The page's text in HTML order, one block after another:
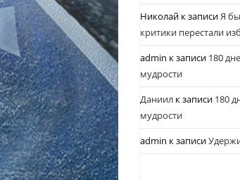
Николай к записиЯ
критики перестали
admin к записи 180
мудрости
Даниил к записи 180
мудрости
admin к записи